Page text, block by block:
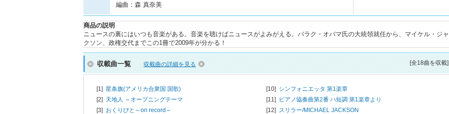
編曲：森 真奈美
商品の説明
ニュースの裏にはいつも音楽がある。音楽を聴けばニュースがよみがえる。バラク・オバマ氏の大統領就任から、マイケル・ジャ
クソン、政権交代までこの1冊で2009年が分かる！
収載曲一覧 収載曲の詳細を見る [全18曲を収載]
[1] 星条旗(アメリカ合衆国 国歌)
[2] 天地人 ～オープニングテーマ
[3] おくりびと～on record～
[10] シンフォニエッタ 第1楽章
[11] ピアノ協奏曲第2番 ハ短調 第1楽章より
[12] スリラー/MICHAEL JACKSON